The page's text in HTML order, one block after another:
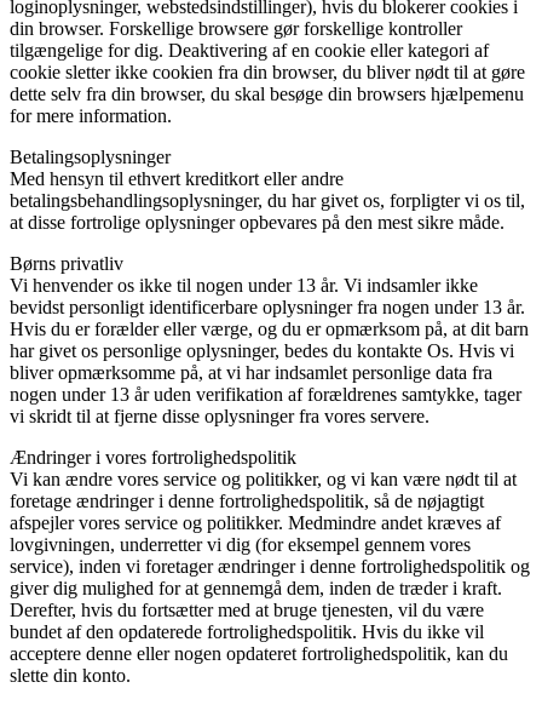
loginoplysninger, webstedsindstillinger), hvis du blokerer cookies i
din browser. Forskellige browsere gør forskellige kontroller
tilgængelige for dig. Deaktivering af en cookie eller kategori af
cookie sletter ikke cookien fra din browser, du bliver nødt til at gøre
dette selv fra din browser, du skal besøge din browsers hjælpemenu
for mere information.
Betalingsoplysninger
Med hensyn til ethvert kreditkort eller andre
betalingsbehandlingsoplysninger, du har givet os, forpligter vi os til,
at disse fortrolige oplysninger opbevares på den mest sikre måde.
Børns privatliv
Vi henvender os ikke til nogen under 13 år. Vi indsamler ikke
bevidst personligt identificerbare oplysninger fra nogen under 13 år.
Hvis du er forælder eller værge, og du er opmærksom på, at dit barn
har givet os personlige oplysninger, bedes du kontakte Os. Hvis vi
bliver opmærksomme på, at vi har indsamlet personlige data fra
nogen under 13 år uden verifikation af forældrenes samtykke, tager
vi skridt til at fjerne disse oplysninger fra vores servere.
Ændringer i vores fortrolighedspolitik
Vi kan ændre vores service og politikker, og vi kan være nødt til at
foretage ændringer i denne fortrolighedspolitik, så de nøjagtigt
afspejler vores service og politikker. Medmindre andet kræves af
lovgivningen, underretter vi dig (for eksempel gennem vores
service), inden vi foretager ændringer i denne fortrolighedspolitik og
giver dig mulighed for at gennemgå dem, inden de træder i kraft.
Derefter, hvis du fortsætter med at bruge tjenesten, vil du være
bundet af den opdaterede fortrolighedspolitik. Hvis du ikke vil
acceptere denne eller nogen opdateret fortrolighedspolitik, kan du
slette din konto.